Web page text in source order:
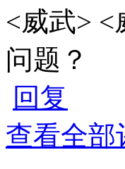
<威武>
问题？
回复
查看全部